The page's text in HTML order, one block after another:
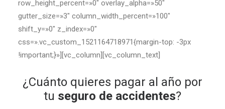
row_height_percent=»0″ overlay_alpha=»50″
gutter_size=»3″ column_width_percent=»100″
shift_y=»0″ z_index=»0″
css=».vc_custom_1521164718971{margin-top: -3px
!important;}»][vc_column][vc_column_text]
¿Cuánto quieres pagar al año por
tu seguro de accidentes?